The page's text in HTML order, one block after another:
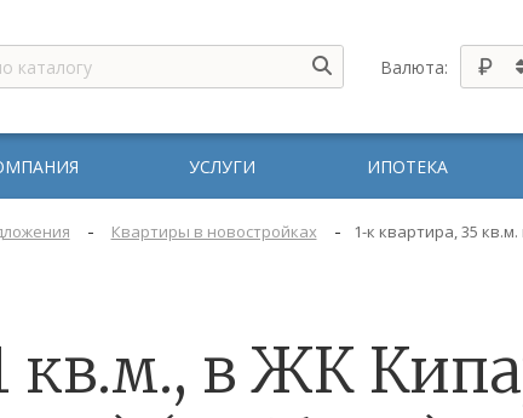
Валюта:
УСЛУГИ ИПОТЕКА
- Квартиры в новостройках - 1-к квартира, 35
кв.м., в ЖК